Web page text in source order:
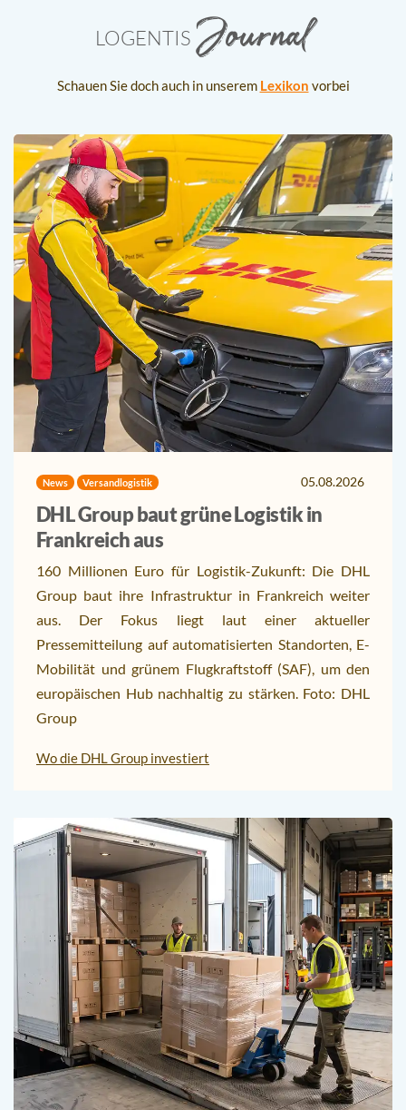
LOGENTIS Journal
Schauen Sie doch auch in unserem Lexikon vorbei
News Versandlogistik 05.08.2026
DHL Group baut grüne Logistik in
Frankreich aus
160 Millionen Euro für Logistik-Zukunft: Die DHL
Group baut ihre Infrastruktur in Frankreich weiter
aus. Der Fokus liegt laut einer aktueller
Pressemitteilung auf automatisierten Standorten, E-
Mobilität und grünem Flugkraftstoff (SAF), um den
europäischen Hub nachhaltig zu stärken. Foto: DHL
Group
Wo die DHL Group investiert